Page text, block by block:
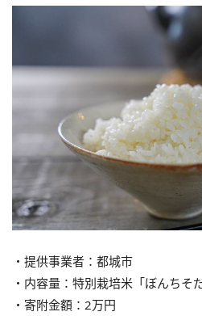
・提供事業者：都城市
・内容量：特別栽培米「ぼんちそ
・寄附金額：2万円